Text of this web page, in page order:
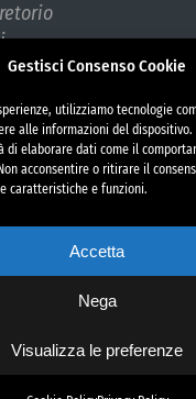
Gestisci Consenso Cookie
utilizziamo tecnologie
alle informazioni del dispositivo.
di elaborare dati come il
acconsentire o ritirare il
caratteristiche e funzioni.
Accetta
Nega
Visualizza le preferenze
di gara
protezione dati